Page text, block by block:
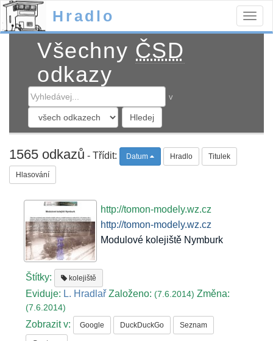
Hradlo
Všechny ČSD
odkazy
v
1565 odkazů - Třídit: Datum Hradlo Titulek
Hlasování
http://tomon-modely.wz.cz
http://tomon-modely.wz.cz
Modulové kolejiště Nymburk
Štítky: kolejiště
Eviduje: L. Hradlař Založeno:(7.6.2014)Změna:
(7.6.2014)
Zobrazit v: Google DuckDuckGo Seznam